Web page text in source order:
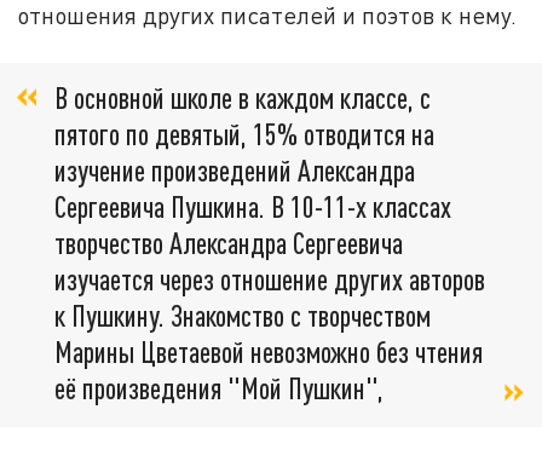
отношения других писателей и поэтов к нему.
В основной школе в каждом классе, с
пятого по девятый, 15% отводится на
изучение произведений Александра
Сергеевича Пушкина. В 10-11-х классах
творчество Александра Сергеевича
изучается через отношение других авторов
к Пушкину. Знакомство с творчеством
Марины Цветаевой невозможно без чтения
её произведения "Мой Пушкин",